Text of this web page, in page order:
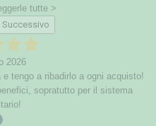
tutte >
Successivo
2026
e tengo a ribadirlo a ogni acquisto!
sopratutto per il sistema